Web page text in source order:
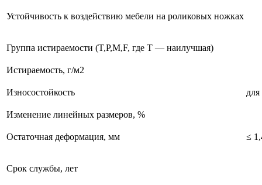
Устойчивость к воздействию мебели на роликовых ножках
Группа истираемости (T,P,M,F, где T — наилучшая)
Истираемость, г/м2
Износостойкость
Изменение линейных размеров, %
Остаточная деформация, мм ≤
Срок службы, лет